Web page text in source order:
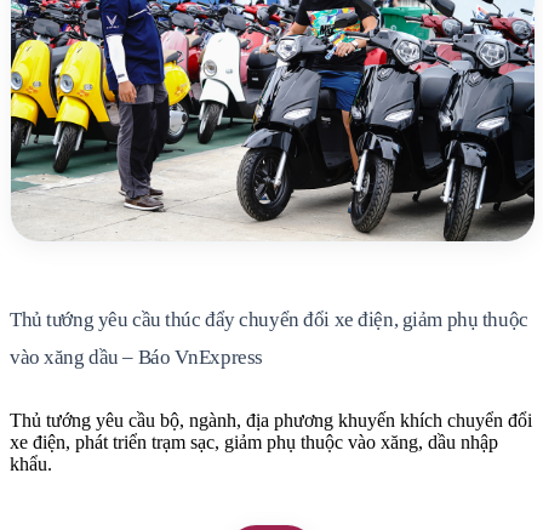
Thủ tướng yêu cầu thúc đẩy chuyển đổi xe điện, giảm phụ thuộc
vào xăng dầu – Báo VnExpress
Thủ tướng yêu cầu bộ, ngành, địa phương khuyến khích chuyển đổi
xe điện, phát triển trạm sạc, giảm phụ thuộc vào xăng, dầu nhập
khẩu.